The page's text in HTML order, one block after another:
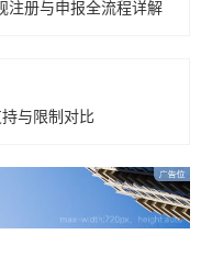
注册与申报全流程详解
与限制对比